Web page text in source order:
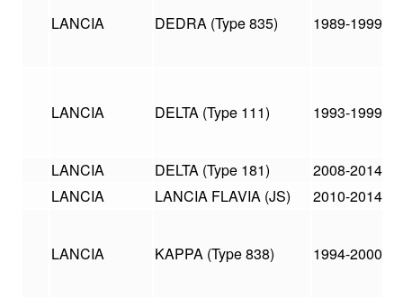
LANCIA DEDRA (Type 835) 1989-1999
LANCIA DELTA (Type 111) 1993-1999
LANCIA DELTA (Type 181) 2008-2014
LANCIA
LANCIA FLAVIA (JS) 2010-2014
LANCIA KAPPA (Type 838) 1994-2000